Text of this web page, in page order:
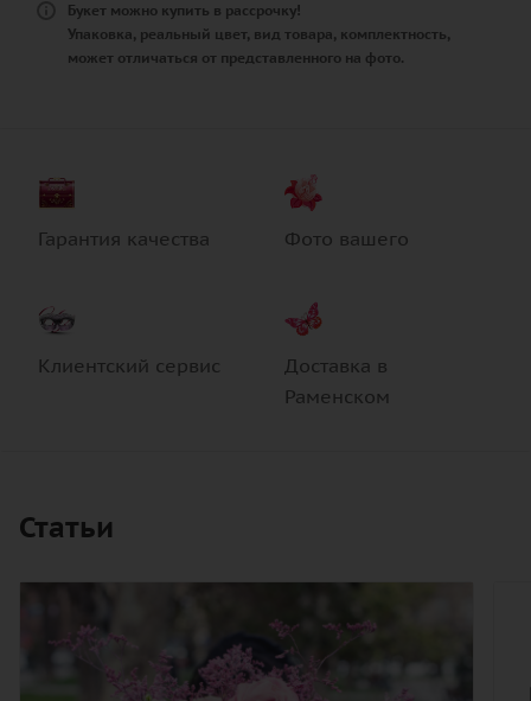
Букет можно купить в рассрочку!
Упаковка, реальный цвет, вид товара, комплектность,
может отличаться от представленного на фото.
Гарантия качества Фото вашего
Клиентский сервис
Доставка в
Раменском
Статьи